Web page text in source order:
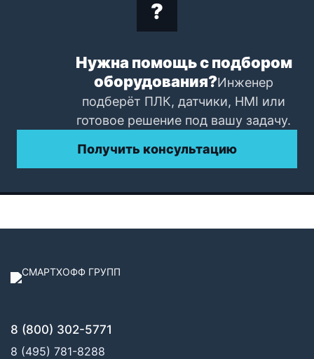
Нужна помощь с подбором
оборудования?Инженер
подберёт ПЛК, датчики, HMI или
готовое решение под вашу задачу.
Получить консультацию
8 (800) 302-5771
8 (495) 781-8288